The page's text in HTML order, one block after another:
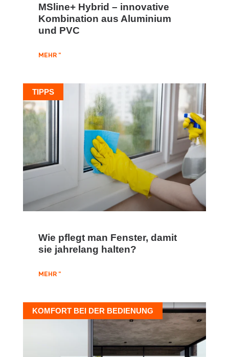
MSline+ Hybrid – innovative
Kombination aus Aluminium
und PVC
MEHR "
TIPPS
Wie pflegt man Fenster, damit
sie jahrelang halten?
MEHR "
KOMFORT BEI DER BEDIENUNG